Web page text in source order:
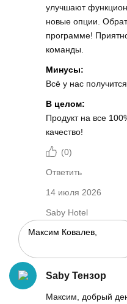
улучшают
новые опции.
программе!
команды.
Минусы:
Всё у нас
В целом:
Продукт на все
качество!
(0)
Ответить
14 июля 2026
Saby Hotel
Saby Тензор
Максим, добрый